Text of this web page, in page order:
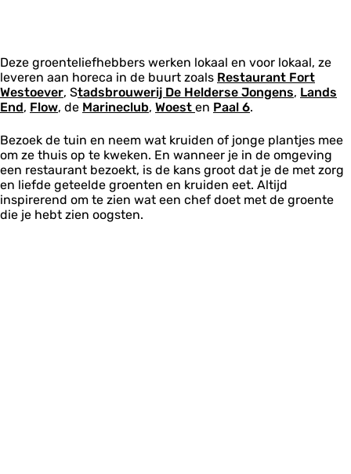
Deze groenteliefhebbers werken lokaal en voor lokaal, ze
leveren aan horeca in de buurt zoals Restaurant Fort
Westoever, Stadsbrouwerij De Helderse Jongens, Lands
End, Flow, de Marineclub, Woest en Paal 6.
Bezoek de tuin en neem wat kruiden of jonge plantjes mee
om ze thuis op te kweken. En wanneer je in de omgeving
een restaurant bezoekt, is de kans groot dat je de met zorg
en liefde geteelde groenten en kruiden eet. Altijd
inspirerend om te zien wat een chef doet met de groente
die je hebt zien oogsten.